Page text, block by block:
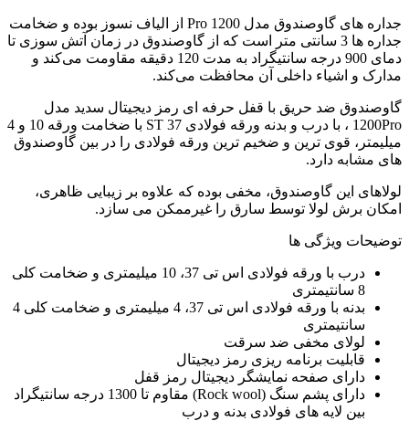
جداره های گاوصندوق مدل 1200 Pro از الیاف نسوز بوده و ضخامت
جداره ها 3 سانتی متر است که از گاوصندوق در زمان آتش سوزی تا
دمای 900 درجه سانتیگراد به مدت 120 دقیقه مقاومت می‌کند و
مدارک و اشیاء داخلی آن محافظت می‌کند.
گاوصندوق ضد حریق با قفل حرفه ای رمز دیجیتال سدید مدل
1200Pro ، با درب و بدنه ورقه فولادی ST 37 با ضخامت ورقه 10 و 4
میلیمتر، قوی ترین و ضخیم ترین ورقه فولادی را در بین گاوصندوق
های مشابه دارد.
لولاهای این گاوصندوق، مخفی بوده که علاوه بر زیبایی ظاهری،
امکان برش لولا توسط سارق را غیرممکن می سازد.
توضیحات ویژگی ها
درب با ورقه فولادی اس تی 37، 10 میلیمتری و ضخامت کلی
8 سانتیمتری
بدنه با ورقه فولادی اس تی 37، 4 میلیمتری و ضخامت کلی 4
سانتیمتری
لولای مخفی ضد سرقت
قابلیت برنامه ریزی رمز دیجیتال
دارای صفحه نمایشگر دیجیتال رمز قفل
دارای پشم سنگ (Rock wool) مقاوم تا 1300 درجه سانتیگراد
بین لایه های فولادی بدنه و درب